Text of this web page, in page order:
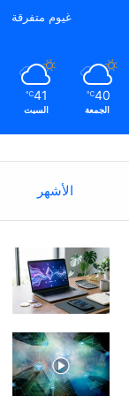
غيوم متفرقة
40
℃
الجمعة
41
℃
السبت
الأشهر